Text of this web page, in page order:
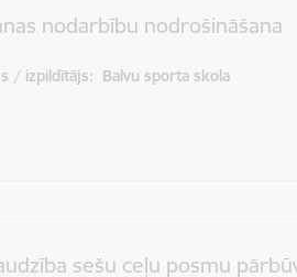
nodarbību nodrošināšana
/ izpildītājs: Balvu sporta skola
sešu ceļu posmu